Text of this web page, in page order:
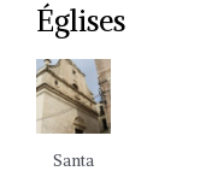
Églises
Santa